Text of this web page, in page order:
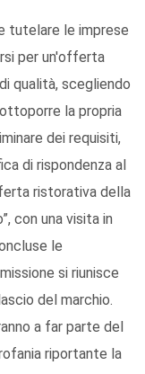
tutelare le imprese
per un'offerta
qualità, scegliendo
la propria
dei requisiti,
di rispondenza al
ristorativa della
con una visita in
le
si riunisce
del marchio.
a far parte del
riportante la